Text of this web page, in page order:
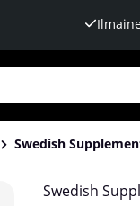
Swedish
Swedish